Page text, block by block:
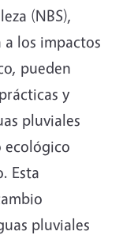
(NBS),
a los impactos
pueden
y
pluviales
ecológico
Esta
pluviales